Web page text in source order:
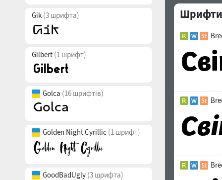
Gik (3 шрифта)
Gilbert (1 шрифт)
Golca (16 шрифтів)
Golden Night Cyrillic (1 шрифт)
GoodBadUgly (3 шрифта)
Шрифти